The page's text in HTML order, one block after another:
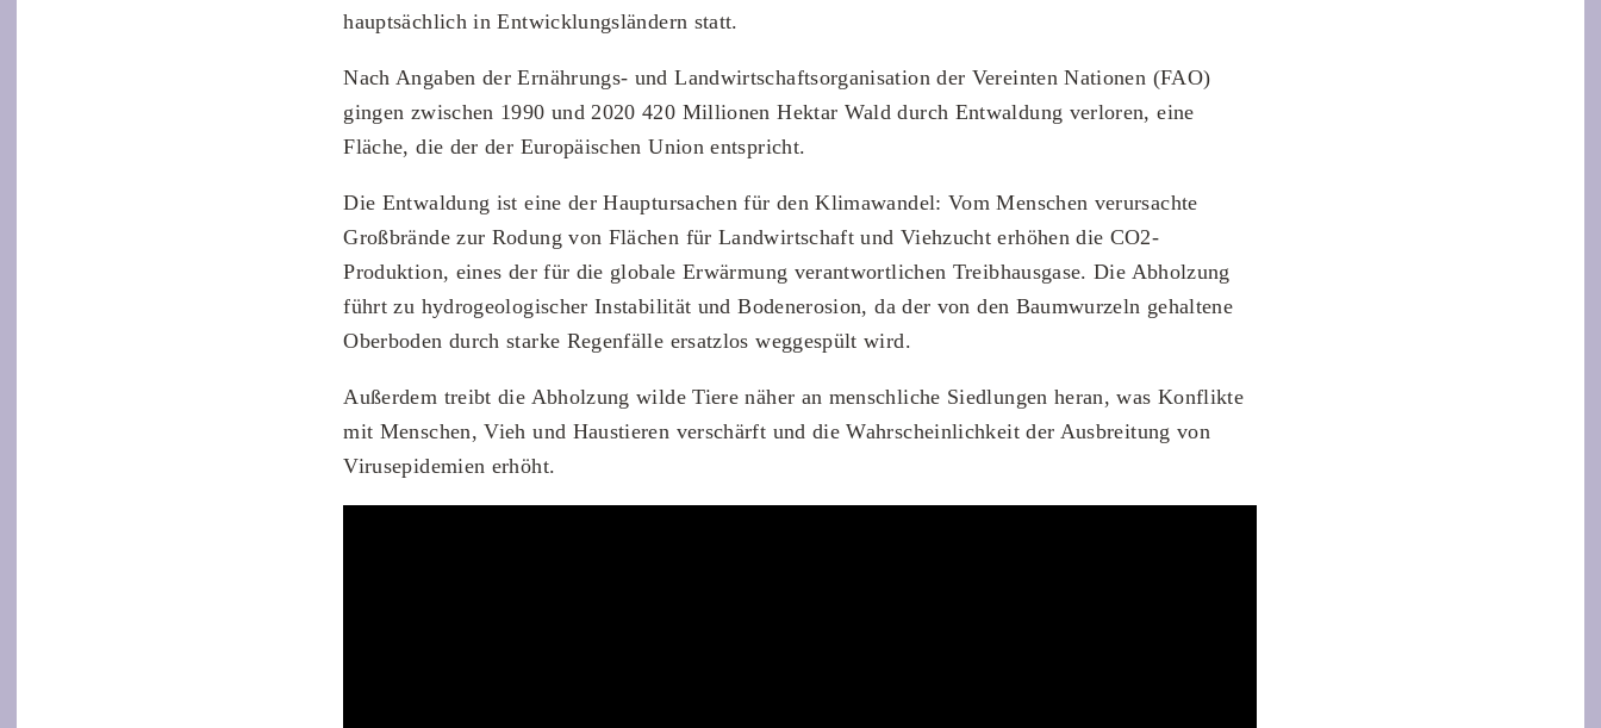
hauptsächlich in Entwicklungsländern statt.
Nach Angaben der Ernährungs- und Landwirtschaftsorganisation der Vereinten Nationen (FAO)
gingen zwischen 1990 und 2020 420 Millionen Hektar Wald durch Entwaldung verloren, eine
Fläche, die der der Europäischen Union entspricht.
Die Entwaldung ist eine der Hauptursachen für den Klimawandel: Vom Menschen verursachte
Großbrände zur Rodung von Flächen für Landwirtschaft und Viehzucht erhöhen die CO2-
Produktion, eines der für die globale Erwärmung verantwortlichen Treibhausgase. Die Abholzung
führt zu hydrogeologischer Instabilität und Bodenerosion, da der von den Baumwurzeln gehaltene
Oberboden durch starke Regenfälle ersatzlos weggespült wird.
Außerdem treibt die Abholzung wilde Tiere näher an menschliche Siedlungen heran, was Konflikte
mit Menschen, Vieh und Haustieren verschärft und die Wahrscheinlichkeit der Ausbreitung von
Virusepidemien erhöht.